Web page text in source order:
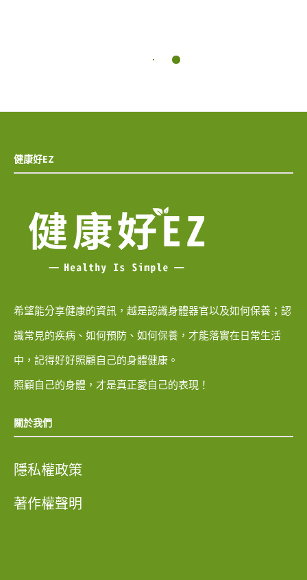
健康好EZ
希望能分享健康的資訊，越是認識身體器官以及如何保養；認
識常見的疾病、如何預防、如何保養，才能落實在日常生活
中，記得好好照顧自己的身體健康。
照顧自己的身體，才是真正愛自己的表現！
關於我們
隱私權政策
著作權聲明